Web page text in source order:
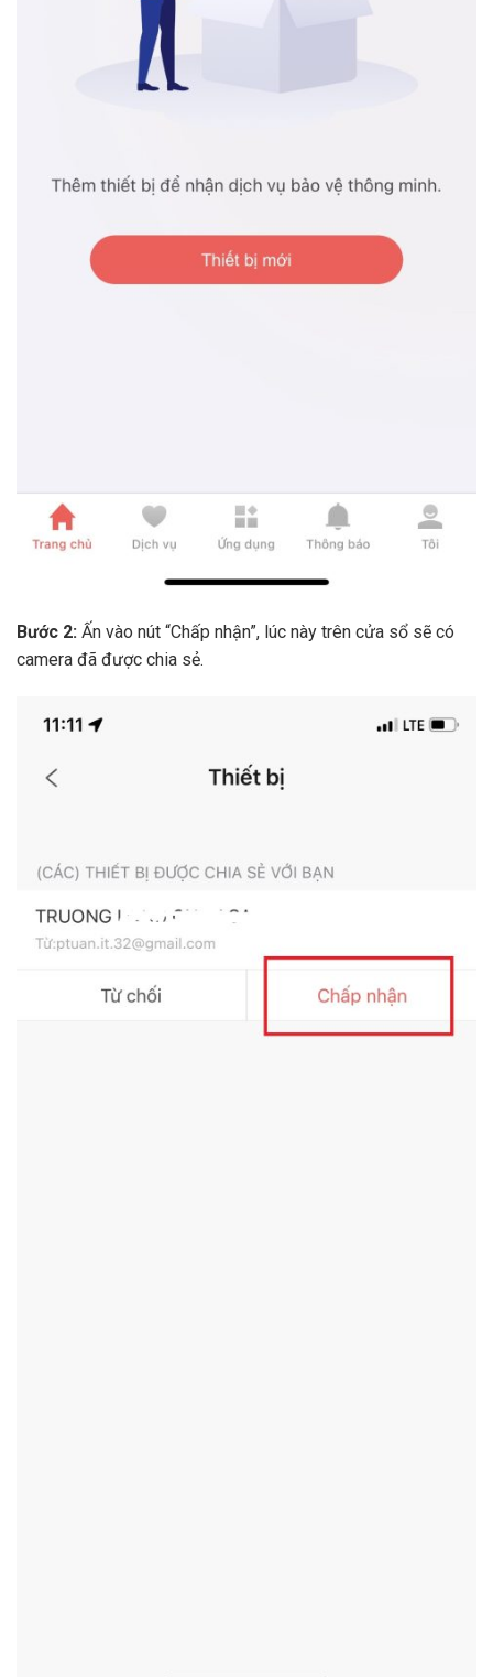
Bước 2: Ấn vào nút “Chấp nhận”, lúc này trên cửa sổ sẽ có
camera đã được chia sẻ.